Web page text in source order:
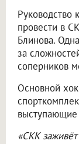
Руководство
провести в
Блинова.
за
соперников
Основной
«СКК